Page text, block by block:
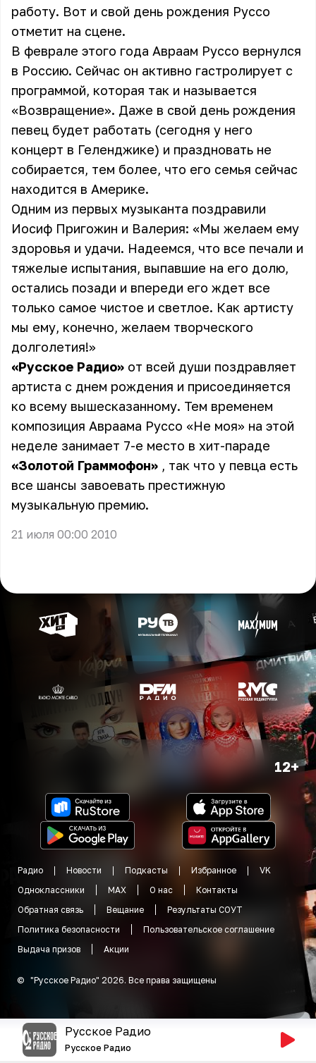
работу. Вот и свой день рождения Руссо
отметит на сцене.
В феврале этого года Авраам Руссо вернулся
в Россию. Сейчас он активно гастролирует с
программой, которая так и называется
«Возвращение». Даже в свой день рождения
певец будет работать (сегодня у него
концерт в Геленджике) и праздновать не
собирается, тем более, что его семья сейчас
находится в Америке.
Одним из первых музыканта поздравили
Иосиф Пригожин и Валерия: «Мы желаем ему
здоровья и удачи. Надеемся, что все печали и
тяжелые испытания, выпавшие на его долю,
остались позади и впереди его ждет все
только самое чистое и светлое. Как артисту
мы ему, конечно, желаем творческого
долголетия!»
«Русское Радио» от всей души поздравляет
артиста с днем рождения и присоединяется
ко всему вышесказанному. Тем временем
композиция Авраама Руссо «Не моя» на этой
неделе занимает 7-е место в хит-параде
«Золотой Граммофон» , так что у певца есть
все шансы завоевать престижную
музыкальную премию.
21 июля 00:00 2010
12+
Радио Новости Подкасты Избранное
VK
Одноклассники
MAX О нас
Контакты
Обратная связь
Вещание
Результаты СОУТ
Политика безопасности
Пользовательское соглашение
Выдача призов
Акции
© "Русское Радио" 2026. Все права защищены
Русское Радио
Русское Радио